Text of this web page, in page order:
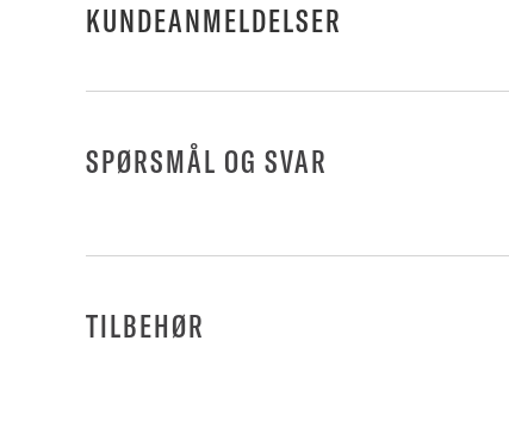
KUNDEANMELDELSER
SPØRSMÅL OG SVAR
TILBEHØR